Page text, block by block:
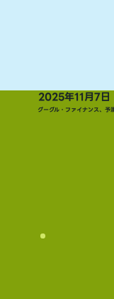
2025年11月7日
グーグル・ファイナンス、